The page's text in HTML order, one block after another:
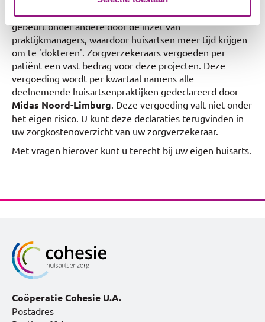
organisatie van praktijken verder te verbeteren. Dat
gebeurt onder andere door de inzet van
praktijkmanagers, waardoor huisartsen meer tijd krijgen
om te 'dokteren'. Zorgverzekeraars vergoeden per
patiënt een vast bedrag voor deze projecten. Deze
vergoeding wordt per kwartaal namens alle
deelnemende huisartsenpraktijken gedeclareerd door
Midas Noord-Limburg. Deze vergoeding valt niet onder
het eigen risico. U kunt deze declaraties terugvinden in
uw zorgkostenoverzicht van uw zorgverzekeraar.
Met vragen hierover kunt u terecht bij uw eigen huisarts.
Coöperatie Cohesie U.A.
Postadres